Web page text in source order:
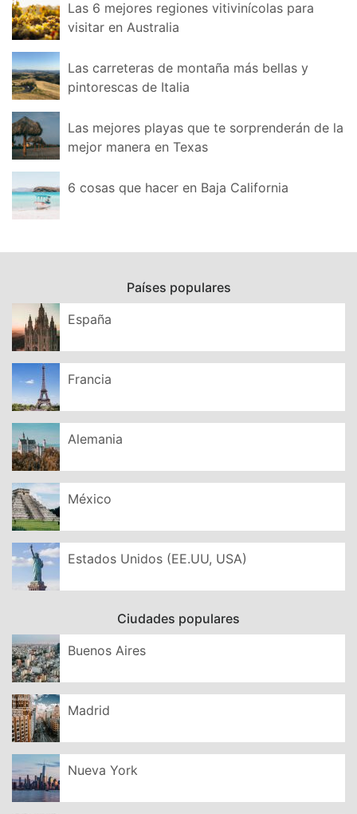
Las 6 mejores regiones vitivinícolas para
visitar en Australia
Las carreteras de montaña más bellas y
pintorescas de Italia
Las mejores playas que te sorprenderán de la
mejor manera en Texas
6 cosas que hacer en Baja California
Países populares
España
Francia
Alemania
México
Estados Unidos (EE.UU, USA)
Ciudades populares
Buenos Aires
Madrid
Nueva York